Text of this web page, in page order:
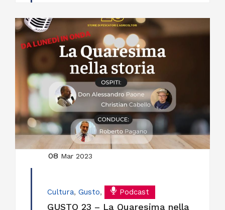
08 Mar 2023
Cultura, Gusto, Podcast
GUSTO 23 – La Quaresima nella